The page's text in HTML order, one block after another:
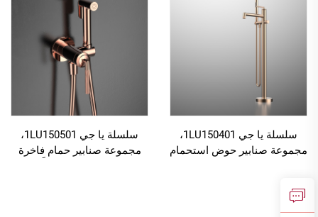
الحوض بلون ذهبي وردي
سلسلة يا جي 1LU150401،
مجموعة صنابير حوض استحمام
سلسلة يا جي 1LU150501،
مجموعة صنابير حمام فاخرة